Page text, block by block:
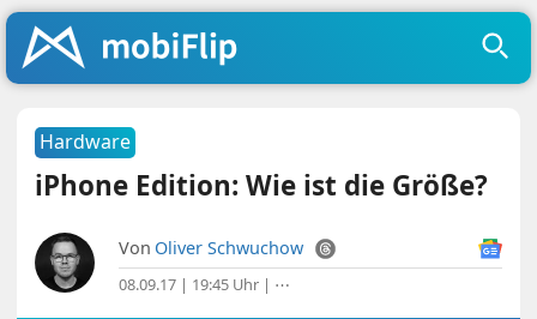
Hardware
iPhone Edition: Wie ist die Größe?
Von Oliver Schwuchow
08.09.17 | 19:45 Uhr | ⋯